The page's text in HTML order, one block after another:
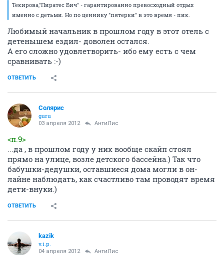
Текирова,"Пиратес Бич" - гарантированно превосходный отдых
именно с детьми. Но по ценнику "пятерки" в это время - пик.
Любимый начальник в прошлом году в этот отель с
детенышем ездил- доволен остался.
А его сложно удовлетворить- ибо ему есть с чем
сравнивать :-)
ОТВЕТИТЬ
Солярис
guru
03 апреля 2012 АнтиЛис
<п.9>
...да , в прошлом году у них вообще скайп стоял
прямо на улице, возле детского бассейна.) Так что
бабушки-дедушки, оставшиеся дома могли в он-
лайне наблюдать, как счастливо там проводят время
дети-внуки.)
ОТВЕТИТЬ
kazik
v.i.p.
04 апреля 2012 АнтиЛис